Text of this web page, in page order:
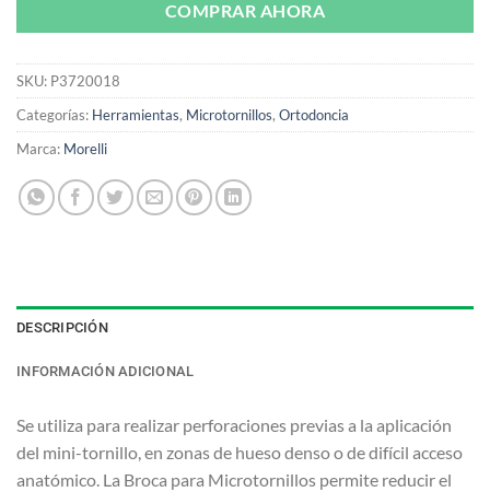
COMPRAR AHORA
SKU: P3720018
Categorías: Herramientas, Microtornillos, Ortodoncia
Marca: Morelli
DESCRIPCIÓN
INFORMACIÓN ADICIONAL
Se utiliza para realizar perforaciones previas a la aplicación
del mini-tornillo, en zonas de hueso denso o de difícil acceso
anatómico. La Broca para Microtornillos permite reducir el